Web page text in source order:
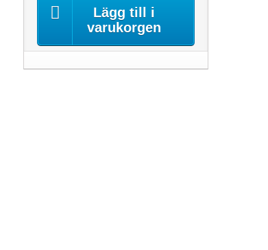
Lägg till i
varukorgen